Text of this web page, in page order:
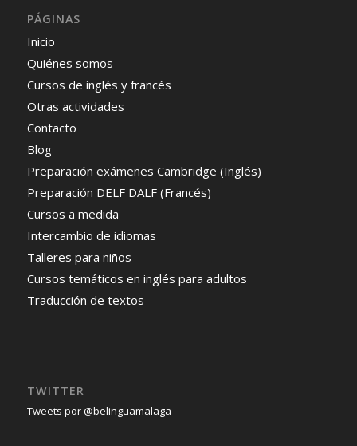
PÁGINAS
Inicio
Quiénes somos
Cursos de inglés y francés
Otras actividades
Contacto
Blog
Preparación exámenes Cambridge (Inglés)
Preparación DELF DALF (Francés)
Cursos a medida
Intercambio de idiomas
Talleres para niños
Cursos temáticos en inglés para adultos
Traducción de textos
TWITTER
Tweets por @belinguamalaga